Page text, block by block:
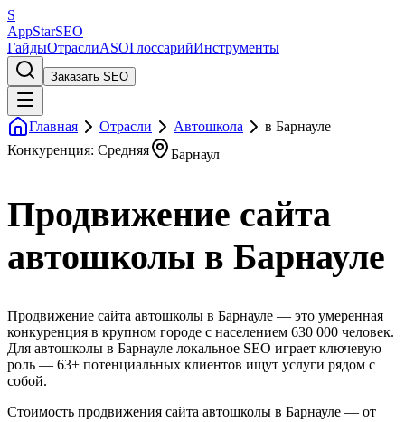
S
AppStarSEO
ГайдыОтраслиASOГлоссарийИнструменты
Заказать SEO
Главная Отрасли Автошкола
в Барнауле
Конкуренция: Средняя
Барнаул
Продвижение сайта
автошколы в Барнауле
Продвижение сайта автошколы в Барнауле — это умеренная
конкуренция в крупном городе с населением 630 000 человек.
Для автошколы в Барнауле локальное SEO играет ключевую
роль — 63+ потенциальных клиентов ищут услуги рядом с
собой.
Стоимость продвижения сайта автошколы в Барнауле — от